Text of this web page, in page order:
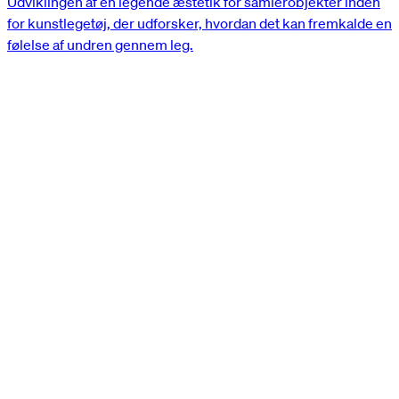
for kunstlegetøj, der udforsker, hvordan det kan fremkalde en
følelse af undren gennem leg.